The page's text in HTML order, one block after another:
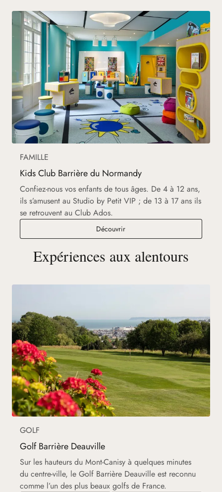
FAMILLE
Kids Club Barrière du Normandy
Confiez-nous vos enfants de tous âges. De 4 à 12 ans,
ils s’amusent au Studio by Petit VIP ; de 13 à 17 ans ils
se retrouvent au Club Ados.
DécouvrirKids Club Barrière du Normandy
Expériences aux alentours
GOLF
Golf Barrière Deauville
Sur les hauteurs du Mont-Canisy à quelques minutes
du centre-ville, le Golf Barrière Deauville est reconnu
comme l’un des plus beaux golfs de France.